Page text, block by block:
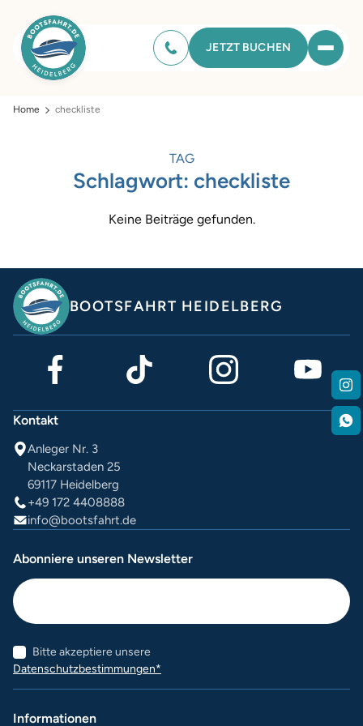
JETZT BUCHEN
Home checkliste
TAG
Schlagwort: checkliste
Keine Beiträge gefunden.
BOOTSFAHRT HEIDELBERG
Kontakt
Anleger Nr. 3
Neckarstaden 25
69117 Heidelberg
+49 172 4408888
info@bootsfahrt.de
Abonniere unseren Newsletter
Bitte akzeptiere unsere
Datenschutzbestimmungen*
Informationen